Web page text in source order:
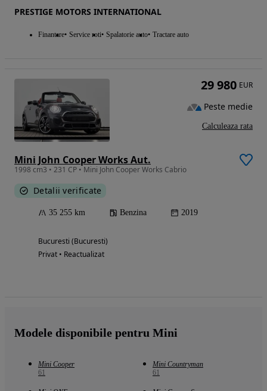
PRESTIGE MOTORS INTERNATIONAL
Finantare Service roti Spalatorie auto Tractare auto
Mini John Cooper Works Aut.
1998 cm3 • 231 CP • Mini John Cooper Works Cabrio
Detalii verificate
35 255 km Benzina 2019
Bucuresti (Bucuresti)
Privat • Reactualizat
29 980 EUR
Peste medie
Calculeaza rata
Modele disponibile pentru Mini
Mini Cooper
61
Mini Countryman
61